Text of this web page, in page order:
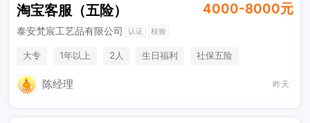
淘宝客服（五险） 4000-8000元
泰安梵宸工艺品有限公司 认证 核验
大专 1年以上 2人 生日福利
社保五险
节日福利
陈经理 昨天